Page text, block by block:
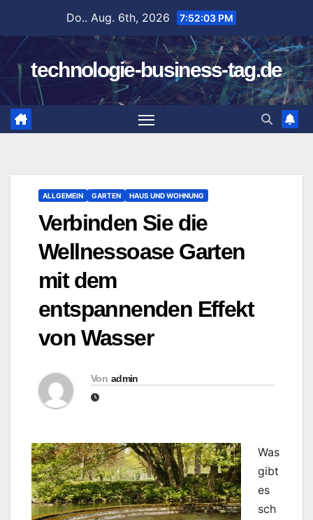
springen
Do.. Aug. 6th, 2026 7:52:03 PM
technologie-business-tag.de
ALLGEMEIN GARTEN HAUS UND WOHNUNG
Verbinden Sie die
Wellnessoase Garten
mit dem
entspannenden Effekt
von Wasser
Von admin
Was
gibt
es
sch